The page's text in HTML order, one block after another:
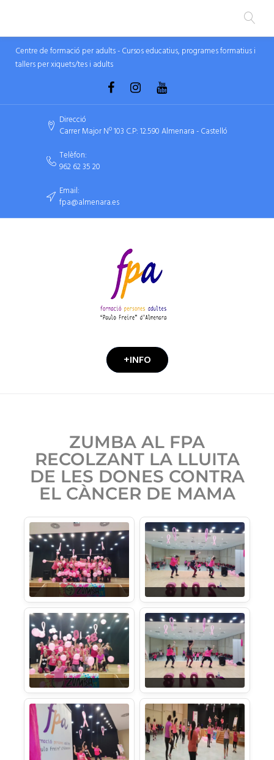
Centre de formació per adults - Cursos educatius, programes formatius i
tallers per xiquets/tes i adults
Direcció
Carrer Major Nº 103 C.P: 12.590 Almenara - Castelló
Telèfon:
962 62 35 20
Email:
fpa@almenara.es
+INFO
ZUMBA AL FPA
RECOLZANT LA LLUITA
DE LES DONES CONTRA
EL CÀNCER DE MAMA